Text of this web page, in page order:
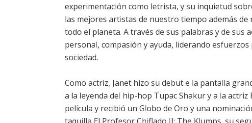
experimentación como letrista, y su inquietud
las mejores artistas de nuestro tiempo además
todo el planeta. A través de sus palabras y de sus
personal, compasión y ayuda, liderando
sociedad.
Como actriz, Janet hizo su debut e la pantalla
a la leyenda del hip-hop Tupac Shakur y a la
película y recibió un Globo de Oro y una